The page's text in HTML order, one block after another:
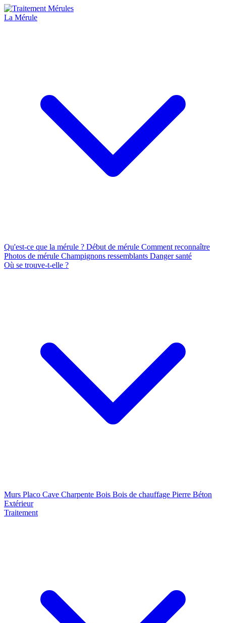
La Mérule
Qu'est-ce que la mérule ? Début de mérule Comment reconnaître
Photos de mérule Champignons ressemblants Danger santé
Où se trouve-t-elle ?
Murs Placo Cave Charpente Bois Bois de chauffage Pierre Béton
Extérieur
Traitement